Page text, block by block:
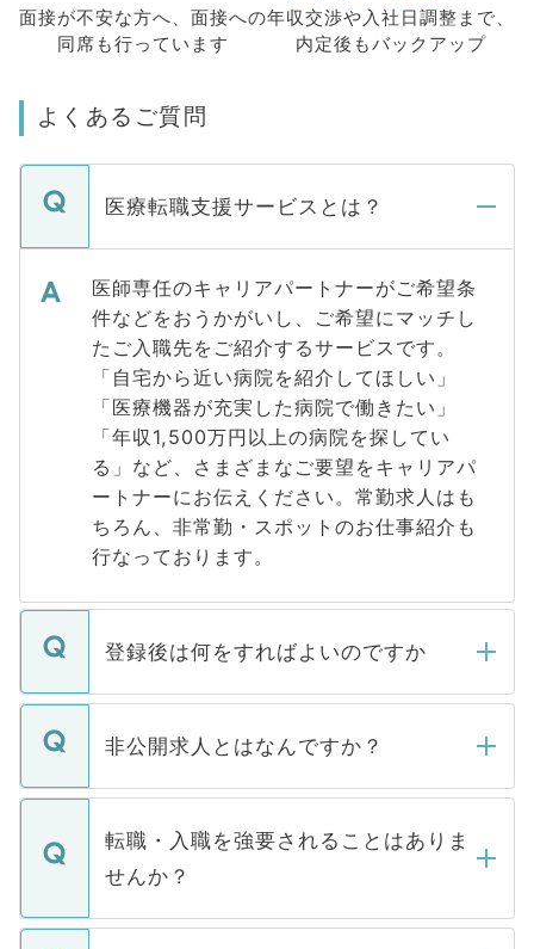
面接が不安な方へ、 面接への
同席も行っています
年収交渉や入社日調整まで、
内定後もバックアップ
よくあるご質問
医療転職支援サービスとは？
医師専任のキャリアパートナーがご希望条
件などをおうかがいし、ご希望にマッチし
たご入職先をご紹介するサービスです。
「自宅から近い病院を紹介してほしい」
「医療機器が充実した病院で働きたい」
「年収1,500万円以上の病院を探してい
る」など、さまざまなご要望をキャリアパ
ートナーにお伝えください。常勤求人はも
ちろん、非常勤・スポットのお仕事紹介も
行なっております。
登録後は何をすればよいのですか
ご登録いただきましたら、弊社担当者がご
登録内容を確認し、その後メールもしくは
ます。通常、5営業日以内にはご連絡をせて
いただきますので、しばらくお待ちくださ
非公開求人とはなんですか？
マイナビDOCTORで取り扱っている求人の
うち約3割は、Webサイトからご覧いただ
けない「非公開求人」です。非公開求人は
下記の理由によって、一般には公開してい
ません。
転職・入職を強要されることはありま
せんか？
転職・入職を強要することは一切ありませ